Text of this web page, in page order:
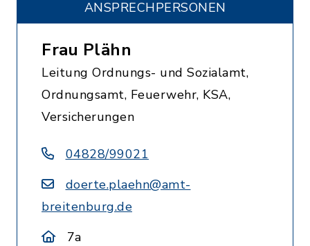
ANSPRECHPERSONEN
Frau Plähn
Leitung Ordnungs- und Sozialamt,
Ordnungsamt, Feuerwehr, KSA,
Versicherungen
04828/99021
doerte.plaehn@amt-
breitenburg.de
7a